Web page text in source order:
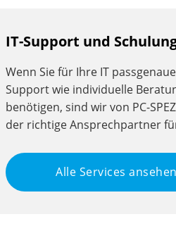
IT-Support und
Wenn Sie für Ihre IT
Support wie individuelle
benötigen, sind wir von PC-
der richtige Ansprechpartner
Alle Services ansehen